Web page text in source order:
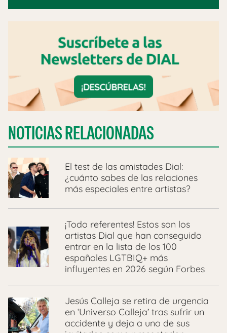
NOTICIAS RELACIONADAS
El test de las amistades Dial:
¿cuánto sabes de las relaciones
más especiales entre artistas?
¡Todo referentes! Estos son los
artistas Dial que han conseguido
entrar en la lista de los 100
españoles LGTBIQ+ más
influyentes en 2026 según Forbes
Jesús Calleja se retira de urgencia
en ‘Universo Calleja’ tras sufrir un
accidente y deja a uno de sus